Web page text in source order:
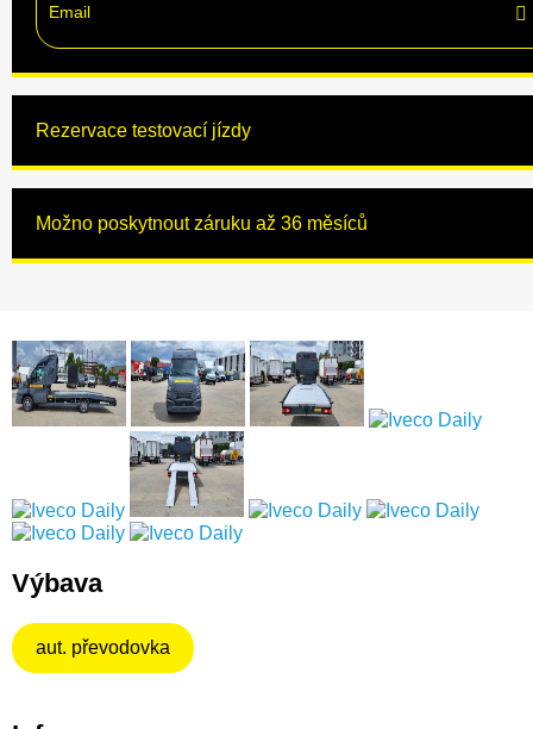
Rezervace testovací jízdy
Možno poskytnout záruku až 36 měsíců
Výbava
aut. převodovka